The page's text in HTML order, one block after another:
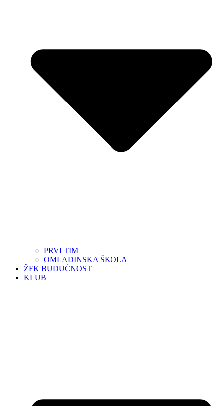
PRVI TIM
OMLADINSKA ŠKOLA
ŽFK BUDUĆNOST
KLUB